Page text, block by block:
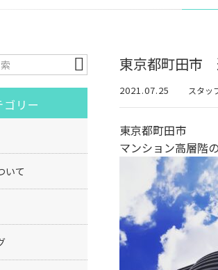
東京都町田市
2021.07.25 スタッ
東京都町田市
マンション高層階
ゴリー
いて